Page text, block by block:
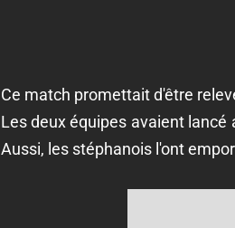
Ce match promettait d'être
Les deux équipes avaient
Aussi, les stéphanois l'ont